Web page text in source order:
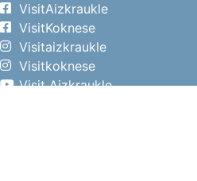
VisitAizkraukle
VisitKoknese
Visitaizkraukle
Visitkoknese
Visit Aizkraukle